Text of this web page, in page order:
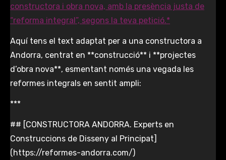
Aquí tens el text adaptat per a una constructora a
Andorra, centrat en **construcció** i **projectes
d’obra nova**, esmentant només una vegada les
reformes integrals en sentit ampli:
***
## [CONSTRUCTORA ANDORRA. Experts en
Construccions de Disseny al Principat]
(https://reformes-andorra.com/)